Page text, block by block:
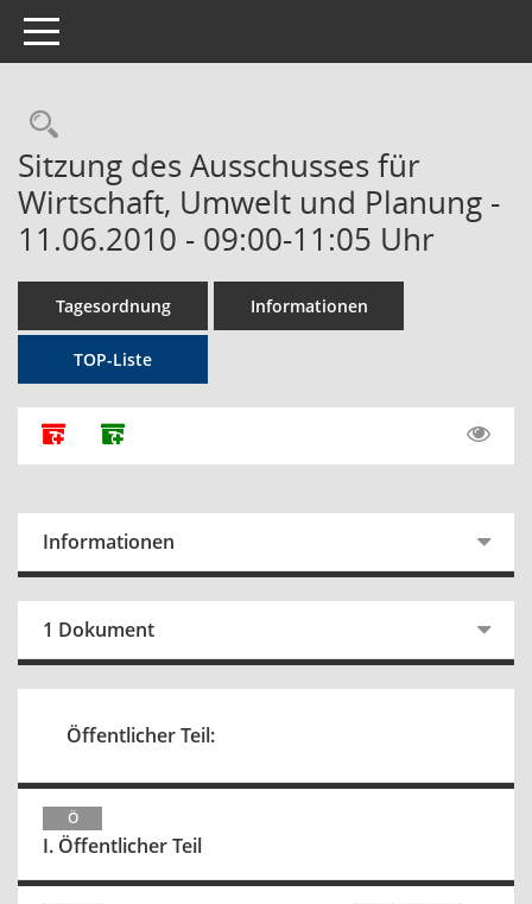
Toggle navigation
Rechercheauswahl
Sitzung des Ausschusses für
Wirtschaft, Umwelt und Planung -
11.06.2010 - 09:00-11:05 Uhr
Tagesordnung Informationen
TOP-Liste
Alle Dokumente zu dieser Sitzung zusammenfassen
Dokumente ohne Anlagen zusammenfassen
Informationen
1 Dokument
Öffentlicher Teil:
Ö
I. Öffentlicher Teil